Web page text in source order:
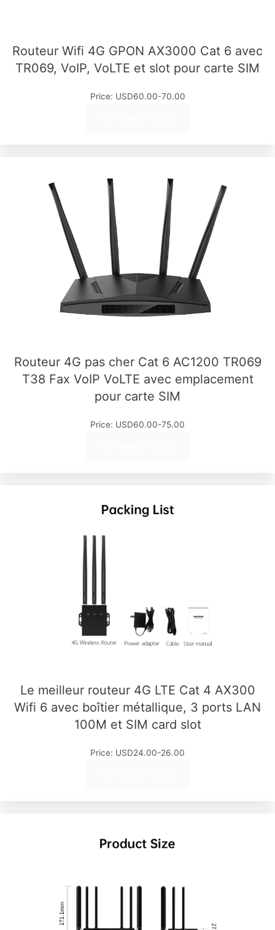
Routeur Wifi 4G GPON AX3000 Cat 6 avec
TR069, VoIP, VoLTE et slot pour carte SIM
Price: USD60.00-70.00
Routeur 4G pas cher Cat 6 AC1200 TR069
T38 Fax VoIP VoLTE avec emplacement
pour carte SIM
Price: USD60.00-75.00
Le meilleur routeur 4G LTE Cat 4 AX300
Wifi 6 avec boîtier métallique, 3 ports LAN
100M et SIM card slot
Price: USD24.00-26.00